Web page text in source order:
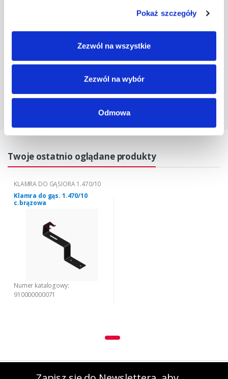
Pokaż szczegóły
Zezwól na wszystkie
Zezwól na wybór
Odmowa
Klamra do gąs.
1.470/10
szt
Twoje ostatnio oglądane produkty
KLAMRA DO GĄSIORA 1.470/10
Klamra do gąs. 1.470/10
c.brązowa
Numer katalogowy:
910000000071